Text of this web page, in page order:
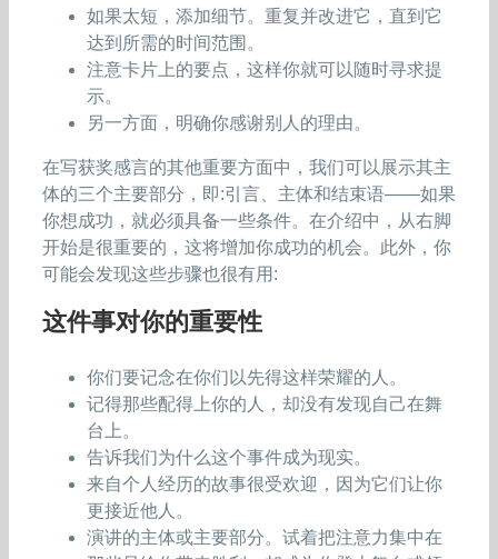
如果太短，添加细节。重复并改进它，直到它
达到所需的时间范围。
注意卡片上的要点，这样你就可以随时寻求提
示。
另一方面，明确你感谢别人的理由。
在写获奖感言的其他重要方面中，我们可以展示其主
体的三个主要部分，即:引言、主体和结束语——如果
你想成功，就必须具备一些条件。在介绍中，从右脚
开始是很重要的，这将增加你成功的机会。此外，你
可能会发现这些步骤也很有用:
这件事对你的重要性
你们要记念在你们以先得这样荣耀的人。
记得那些配得上你的人，却没有发现自己在舞
台上。
告诉我们为什么这个事件成为现实。
来自个人经历的故事很受欢迎，因为它们让你
更接近他人。
演讲的主体或主要部分。试着把注意力集中在